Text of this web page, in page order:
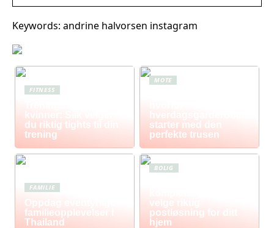
Keywords: andrine halvorsen instagram
FITNESS
kvinner: Slik velger
du riktig tights til din
trening
MOTE
hverdagsgarderoben
starter med den
perfekte trusen
FAMILIE
Oppdag eventyrlige
familieopplevelser i
Thailand
BOLIG
velge riktig
postløsning for ditt
hjem